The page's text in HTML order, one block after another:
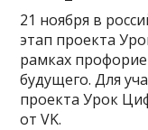
21 ноября в
этап проекта
рамках
будущего. Для
проекта Урок
от VK.